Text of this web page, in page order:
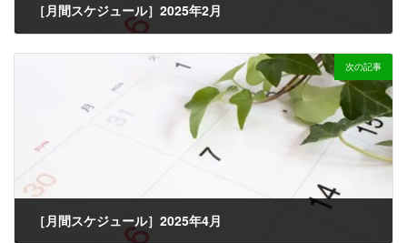
［月間スケジュール］2025年2月
次の記事
［月間スケジュール］2025年4月